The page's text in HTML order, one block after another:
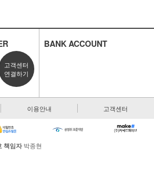
고객센터
연결하기
BANK ACCOUNT
이용안내 고객센터
책임자박종현